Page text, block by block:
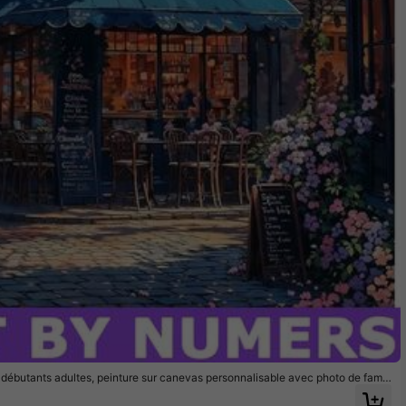
adultes, peinture sur canevas personnalisable avec photo de famill
peinture acrylique pour adultes, sans cadre (40*50cm/16*20 pouces)